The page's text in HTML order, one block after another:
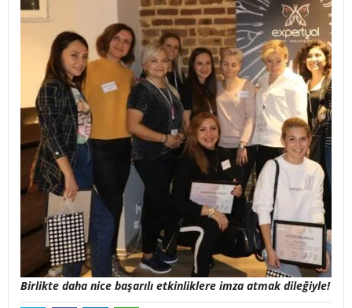
Birlikte daha nice başarılı etkinliklere imza atmak dileğiyle!